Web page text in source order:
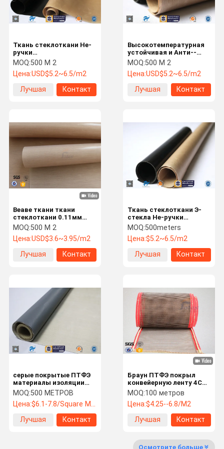
Продукты
Путешестви
Е Фабрики
Проверка
Качества
Свяжитесь
Новости
Спросите
Цитату
ткань стеклоткани
Теплоизолирующие материалы
покрынная силиконом ткань стеклоткани
крышки термоизоляции
Высокотемпературная
устойчивая и Анти--
вставляя покрытая
ПТФЭ ткань
стеклоткани
MOQ:500 M 2
Цена:USD$5.2~6.5/m2
Лучшая
Контакт
Ткань стеклоткани Не-
ручки
высокотемпературная
устойчивая покрытая
ПТФЭ
MOQ:500 M 2
Цена:USD$5.2~6.5/m2
Лучшая
Контакт
Ткань стеклоткани Э-
стекла Не-ручки
сопротивления жары
сплетенная равниной
покрытая ПТФЭ
MOQ:500meters
Цена:$5.2~6.5/m2
Лучшая
Контакт
Веаве ткани ткани
стеклоткани 0.11мм
245гсм Браун покрытый
ПТФЭ простой
MOQ:500 M 2
Цена:USD$3.6~3.95/m2
Лучшая
Контакт
Браун ПТФЭ покрыл
конвейерную ленту 4С4
мм ткани сетки
стеклоткани
MOQ:100 метров
Цена:$4.25--6.8/M2
Лучшая
Контакт
серые покрытые ПТФЭ
материалы изоляции
жары ткани
стеклоткани 580г
MOQ:500 МЕТРОВ
Цена:$6.1-7.8/Square Meters
Лучшая
Контакт
Осмотрите больше